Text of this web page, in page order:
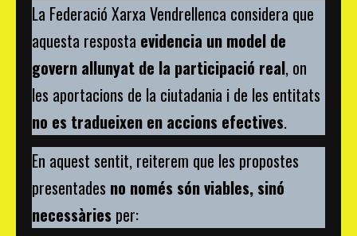
La Federació Xarxa Vendrellenca considera que
aquesta resposta evidencia un model de
govern allunyat de la participació real, on
les aportacions de la ciutadania i de les entitats
no es tradueixen en accions efectives.
En aquest sentit, reiterem que les propostes
presentades no només són viables, sinó
necessàries per: